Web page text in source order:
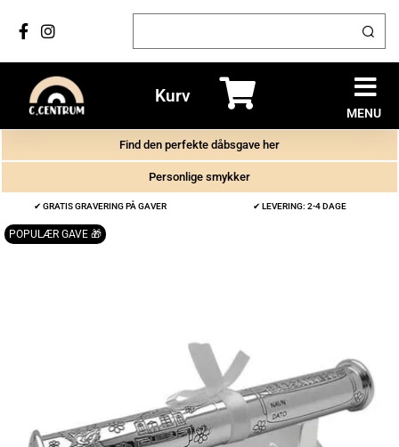
Kurv
MENU
Find den perfekte dåbsgave her
Personlige smykker
✔ GRATIS GRAVERING PÅ GAVER ✔ LEVERING: 2-4 DAGE
POPULÆR GAVE 🎁